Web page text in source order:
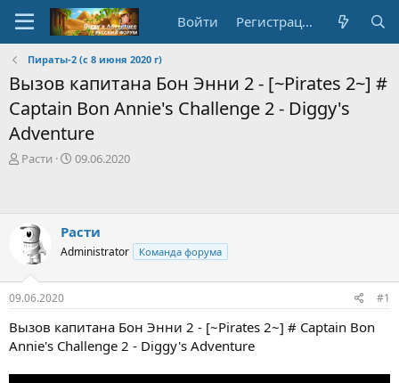
Войти Регистрация
Пираты-2 (с 8 июня 2020 г)
Вызов капитана Бон Энни 2 - [~Pirates 2~] #
Captain Bon Annie's Challenge 2 - Diggy's
Adventure
А
т
е
м
ы
Расти
Д
о
з
а
я
09.06.2020
Расти
Administrator Команда форума
09.06.2020 #1
Вызов капитана Бон Энни 2 - [~Pirates 2~] # Captain Bon
Annie's Challenge 2 - Diggy's Adventure